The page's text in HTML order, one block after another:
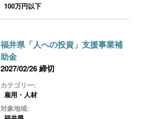
100万円以下
福井県「人への投資」支援事業補
助金
2027/02/26 締切
カテゴリー:
雇用・人材
対象地域: